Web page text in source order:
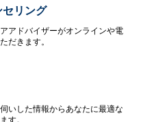
セリング
アドバイザーがオンラインや電
だきます。
いした情報からあなたに最適な
す。